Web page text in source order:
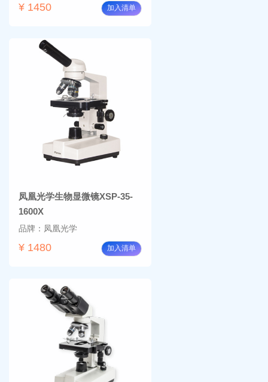
¥ 1450 加入清单
凤凰光学生物显微镜XSP-35-
1600X
品牌：凤凰光学
¥ 1480 加入清单